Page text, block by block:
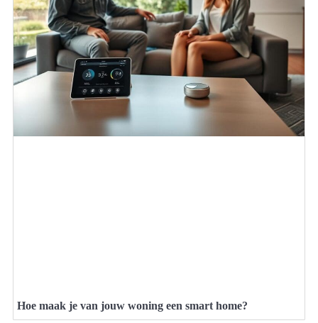
Hoe maak je van jouw woning een smart home?